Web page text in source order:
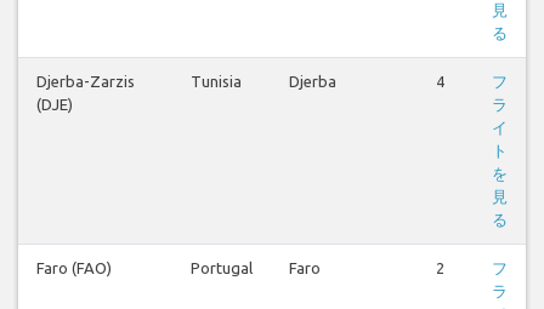
見
る
Djerba-Zarzis
(DJE)
Tunisia Djerba 4
フ
ラ
イ
ト
を
見
る
Faro (FAO) Portugal Faro 2
フ
ラ